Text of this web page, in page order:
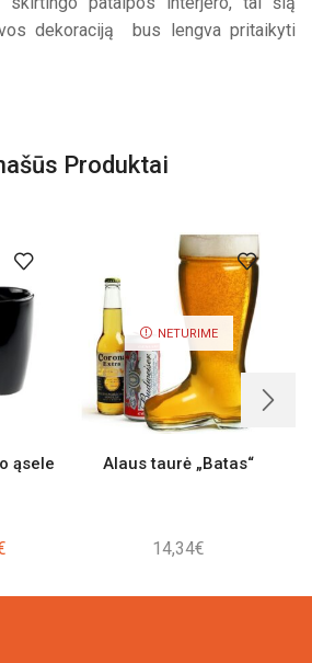
dekoraciją bus lengva pritaikyti
Produktai
ąsele
is:
NETURIME
Alaus taurė „Batas“
14,34€